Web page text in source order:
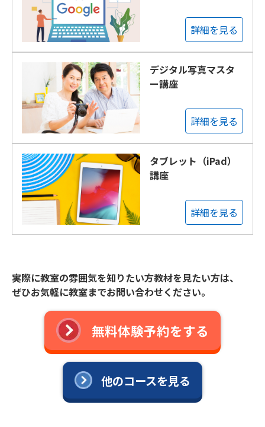
詳細を見る
デジタル写真マスタ
ー講座
詳細を見る
タブレット（iPad）
講座
詳細を見る
実際に教室の雰囲気を知りたい方教材を見たい方は、
ぜひお気軽に教室までお問い合わせください。
無料体験予約をする
他のコースを見る